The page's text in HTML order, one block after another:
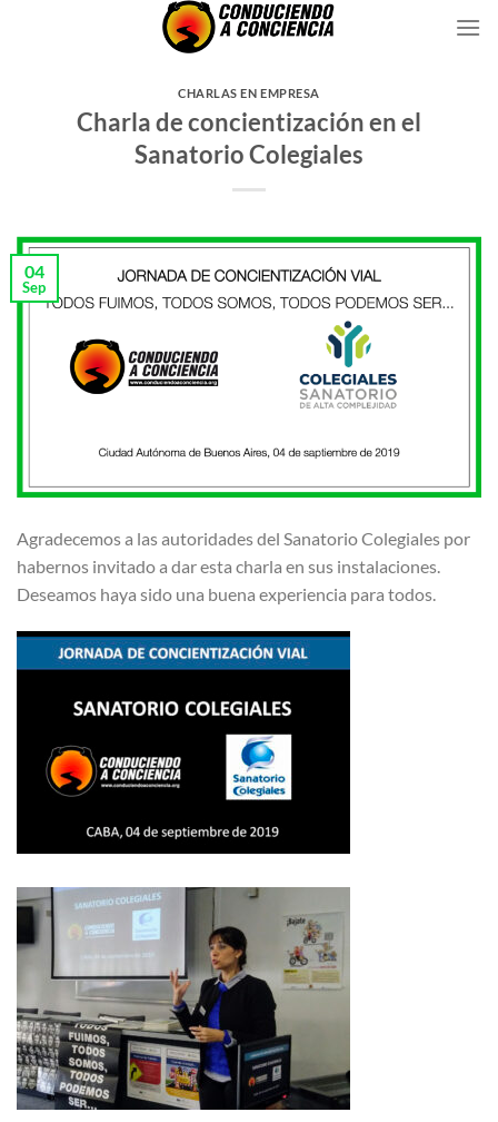
CHARLAS EN EMPRESA
Charla de concientización en el
Sanatorio Colegiales
04
Sep
Agradecemos a las autoridades del Sanatorio Colegiales por
habernos invitado a dar esta charla en sus instalaciones.
Deseamos haya sido una buena experiencia para todos.